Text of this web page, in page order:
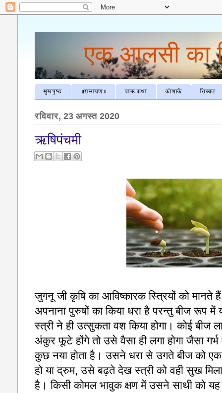
एक आलसी का
मुखपृष्ठ ॥रामायण॥ बाऊ कथा कोणार्क तिब्बत
रविवार, 23 अगस्त 2020
ऋषिपंचमी
जुगनू जी कृषि का आविष्कारक स्त्रियों को मानते
अपनाना पुरुषों का किया धरा है परन्तु बीज रूप
स्त्री ने ही उत्सुकता वश किया होगा। कोई बीज
अंकुर फूटे होंगे तो उसे वैसा ही लगा होगा जैसा
कुछ नया होता है। उसने धरा से उगते बीज को एक
हो या द्रुम, उसे बढ़ते देख स्त्री को वही सुख
है। किसी कोमल भावुक क्षण में उसने साथी को